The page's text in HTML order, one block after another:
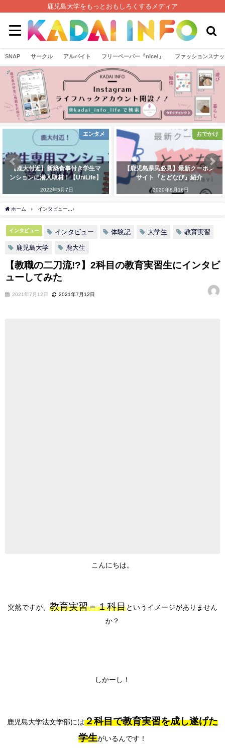
鹿児島大学をもっとおもしろくするメディア
SNAP サークル アルバイト フリーペーパー『nice!』 ファッションスナ
生マ
】
おでかけ
【鹿児島県民必見】最新クーポン
サイト『とどなび』紹介
2020年8月16日
イ
ねじめんが聞く選挙の
島県選挙管理委員会イン
2021年10月22日
ホーム インタビュー
インタビュー インタビュー 体験記 大学生 教育実習
鹿児島大学 鹿大生
【教職の二刀流!?】2科目の教育実習生にインタビ
ューしてみた
2021年7月12日 2021年7月12日
こんにちは。
突然ですが、 教育実習＝１科目というイメージがありません
か？
しかーし！
鹿児島大学法文学部には２科目で教育実習を成し遂げた
学生がいるんです！